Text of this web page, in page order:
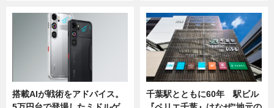
搭載AIが戦術をアドバイス。
千葉駅とともに60年 駅ビル